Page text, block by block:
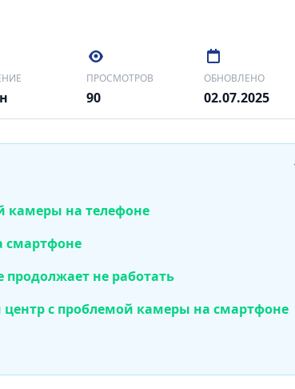
ПРОСМОТРОВ
90
ОБНОВЛЕНО
02.07.2025
на телефоне
смартфоне
продолжает не работать
центр с проблемой камеры на смартфоне